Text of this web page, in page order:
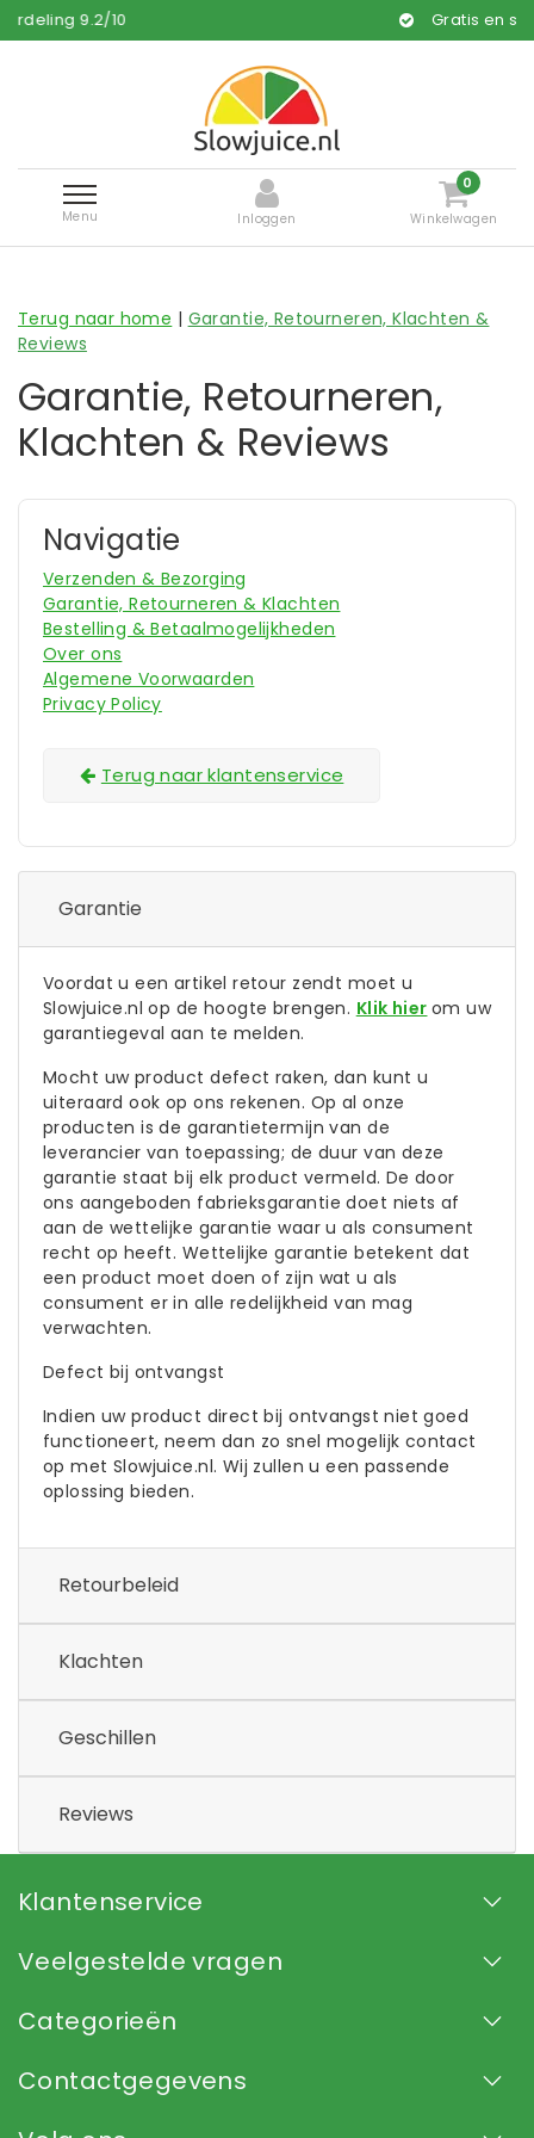
/10 Gratis en snelle
Menu Inloggen
0
Winkelwagen
Terug naar home | Garantie, Retourneren, Klachten &
Reviews
Garantie, Retourneren,
Klachten & Reviews
Navigatie
Verzenden & Bezorging
Garantie, Retourneren & Klachten
Bestelling & Betaalmogelijkheden
Over ons
Algemene Voorwaarden
Privacy Policy
Terug naar klantenservice
Garantie
Voordat u een artikel retour zendt moet u
Slowjuice.nl op de hoogte brengen. Klik hier om uw
garantiegeval aan te melden.
Mocht uw product defect raken, dan kunt u
uiteraard ook op ons rekenen. Op al onze
producten is de garantietermijn van de
leverancier van toepassing; de duur van deze
garantie staat bij elk product vermeld. De door
ons aangeboden fabrieksgarantie doet niets af
aan de wettelijke garantie waar u als consument
recht op heeft. Wettelijke garantie betekent dat
een product moet doen of zijn wat u als
consument er in alle redelijkheid van mag
verwachten.
Defect bij ontvangst
Indien uw product direct bij ontvangst niet goed
functioneert, neem dan zo snel mogelijk contact
op met Slowjuice.nl. Wij zullen u een passende
oplossing bieden.
Retourbeleid
Klachten
Geschillen
Reviews
Klantenservice
Veelgestelde vragen
Categorieën
Contactgegevens